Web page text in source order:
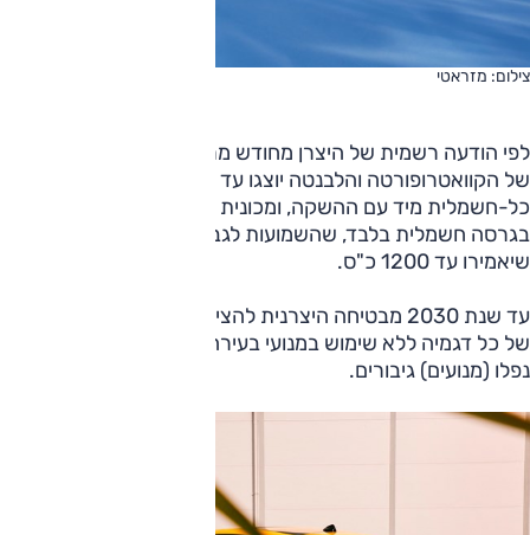
צילום: מזראטי
לפי הודעה רשמית של היצרן מחודש מרץ האחרון, הדורות הבאים
בגרסה חשמלית בלבד, שהשמועות לגביה מספרות על הספקים
שיאמירו עד 1200 כ"ס.
עד שנת 2030 מבטיחה היצרנית להציע גרסאות חשמליות בלבד
של כל דגמיה ללא שימוש במנועי בעירה פנימית כלל. אחח, איך
נפלו (מנועים) גיבורים.